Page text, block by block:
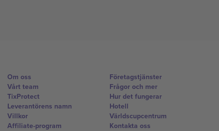
Om oss
Vårt team
TixProtect
Leverantörens namn
Villkor
Affiliate-program
Företagstjänster
Frågor och mer
Hur det fungerar
Hotell
Världscupcentrum
Kontakta oss